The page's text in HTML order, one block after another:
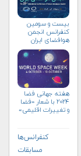
بیست و سومین
کنفرانس انجمن
هوافضای ايران
هفته جهانی فضا
۲۰۲۴ با شعار «فضا
و تغییرات اقلیمی»
کنفرانس‌ها
مسابقات